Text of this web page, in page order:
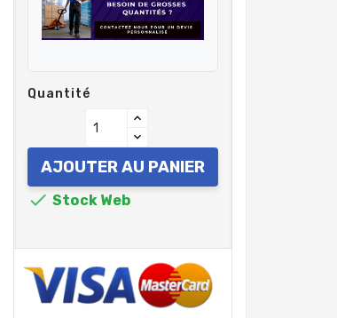
Quantité
AJOUTER AU PANIER
 Stock Web